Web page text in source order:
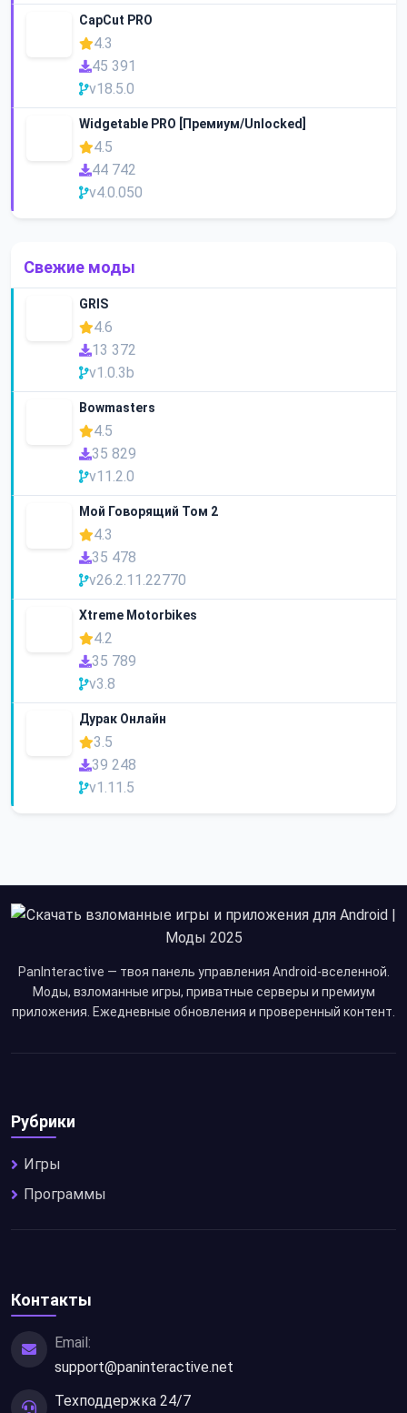
CapCut PRO
4.3
45 391
v18.5.0
Widgetable PRO [Премиум/Unlocked]
4.5
44 742
v4.0.050
Свежие моды
GRIS
4.6
13 372
v1.0.3b
Bowmasters
4.5
35 829
v11.2.0
Мой Говорящий Том 2
4.3
35 478
v26.2.11.22770
Xtreme Motorbikes
4.2
35 789
v3.8
Дурак Онлайн
3.5
39 248
v1.11.5
PanInteractive — твоя панель управления Android-вселенной.
Моды, взломанные игры, приватные серверы и премиум
приложения. Ежедневные обновления и проверенный контент.
Рубрики
Игры
Программы
Контакты
Email:
support@paninteractive.net
Техподдержка 24/7